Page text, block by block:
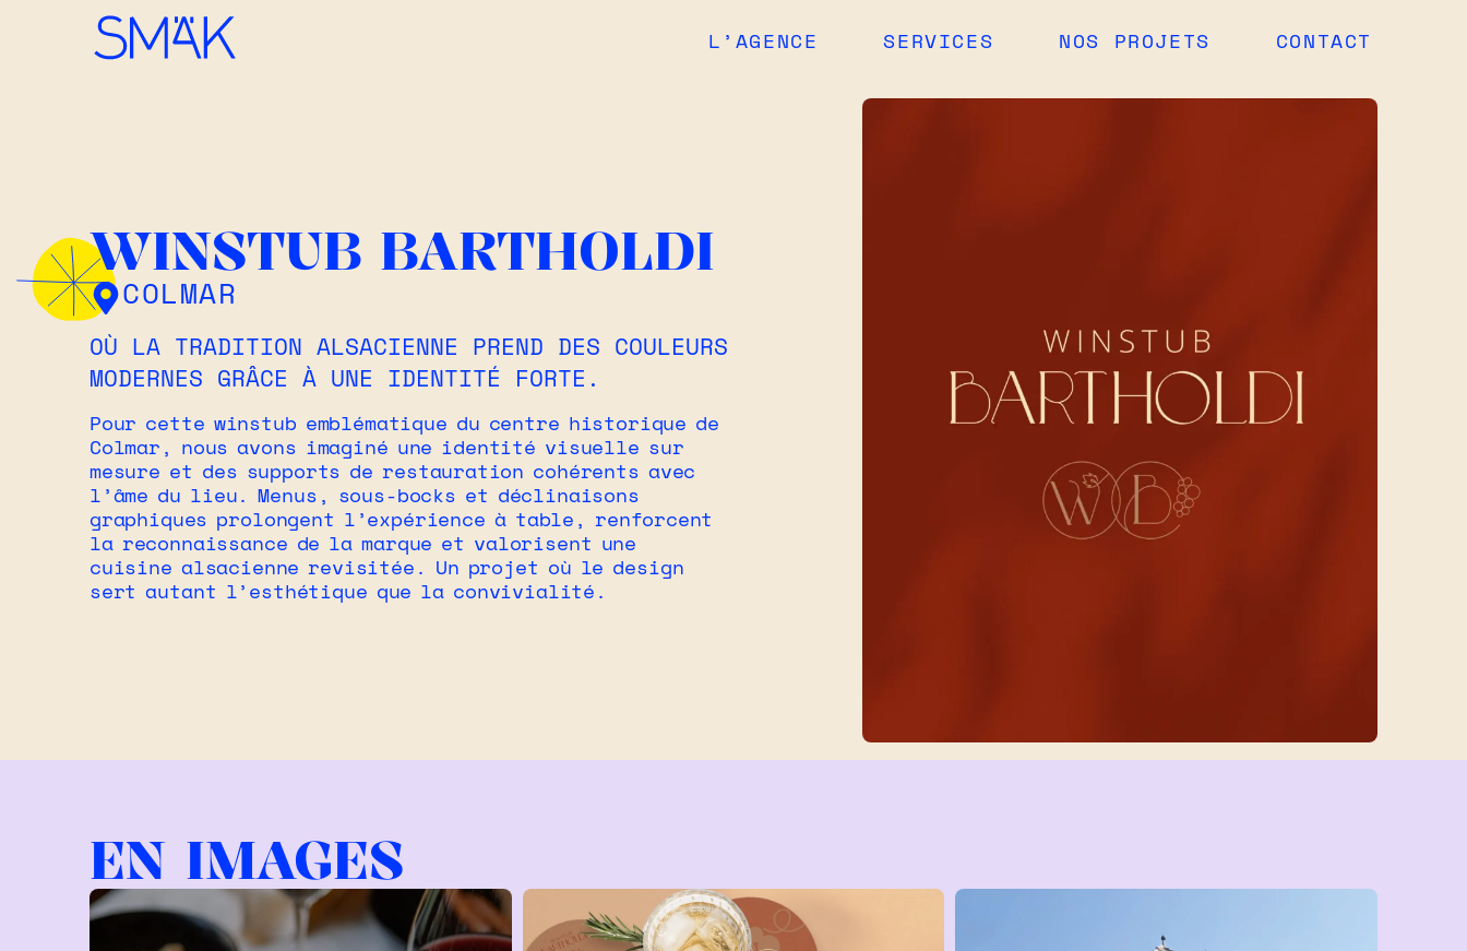
L’AGENCE SERVICES NOS PROJETS CONTACT
WINSTUB BARTHOLDI
COLMAR
OÙ LA TRADITION ALSACIENNE PREND DES COULEURS
MODERNES GRÂCE À UNE IDENTITÉ FORTE.
Pour cette winstub emblématique du centre historique de
Colmar, nous avons imaginé une identité visuelle sur
mesure et des supports de restauration cohérents avec
l’âme du lieu. Menus, sous-bocks et déclinaisons
graphiques prolongent l’expérience à table, renforcent
la reconnaissance de la marque et valorisent une
cuisine alsacienne revisitée. Un projet où le design
sert autant l’esthétique que la convivialité.
EN IMAGES